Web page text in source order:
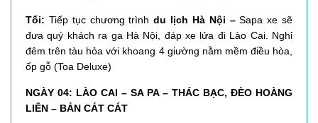
Tối: Tiếp tục chương trìnhdu lịch Hà Nội –Sapa xe sẽ
đưa quý khách ra ga Hà Nội, đáp xe lửa đi Lào Cai. Nghỉ
đêm trên tàu hỏa với khoang 4 giường nằm mềm điều hòa,
ốp gỗ (Toa Deluxe)
NGÀY 04: LÀO CAI – SA PA – THÁC BẠC, ĐÈO HOÀNG
LIÊN – BẢN CÁT CÁT